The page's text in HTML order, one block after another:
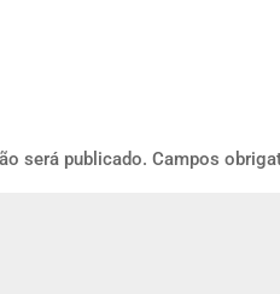
será publicado. Campos